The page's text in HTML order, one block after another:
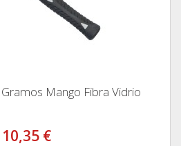
Mango Fibra Vidrio
10,35 €